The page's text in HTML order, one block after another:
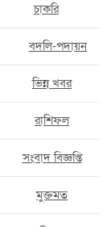
চাকরি
বদলি-পদায়ন
ভিন্ন খবর
রাশিফল
সংবাদ বিজ্ঞপ্তি
মুক্তমত